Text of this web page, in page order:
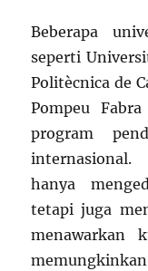
Beberapa
seperti
Politècnica de
Pompeu
program
hanya
tetapi juga
menawarkan